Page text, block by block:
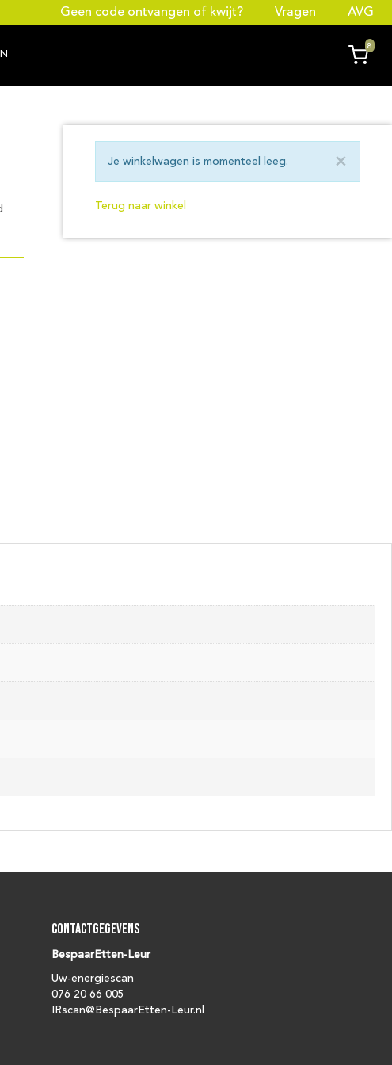
Geen code ontvangen of kwijt? Vragen AVG
8
×
Je winkelwagen is momenteel leeg.
Terug naar winkel
Contactgegevens
BespaarEtten-Leur
Uw-energiescan
076 20 66 005
IRscan@BespaarEtten-Leur.nl